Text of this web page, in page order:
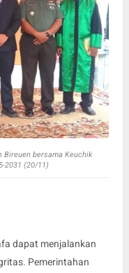
Bireuen bersama Keuchik
2031 (20/11)
dapat menjalankan
Pemerintahan